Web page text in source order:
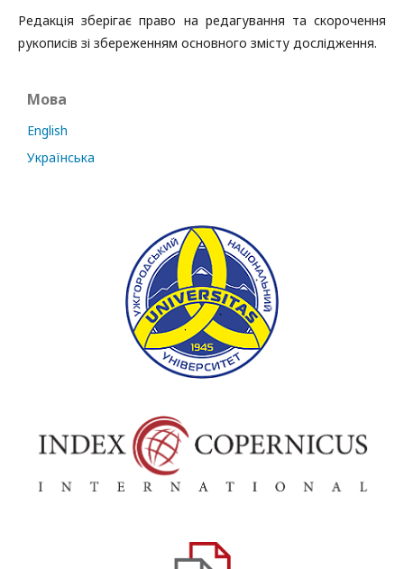
Редакція зберігає право на редагування та скорочення
рукописів зі збереженням основного змісту дослідження.
Мова
English
Українська